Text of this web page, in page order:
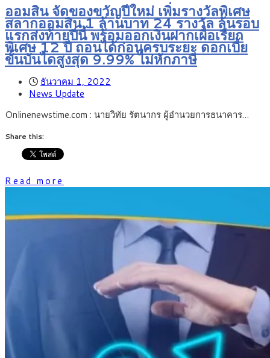
ออมสิน จัดของขวัญปีใหม่ เพิ่มรางวัลพิเศษ
สลากออมสิน 1 ล้านบาท 24 รางวัล ลุ้นรอบ
แรกส่งท้ายปีนี้ พร้อมออกเงินฝากเผื่อเรียก
พิเศษ 12 ปี ถอนได้ก่อนครบระยะ ดอกเบี้ย
ขั้นบันไดสูงสุด 9.99% ไม่หักภาษี
ธันวาคม 1, 2022
News Update
Onlinenewstime.com : นายวิทัย รัตนากร ผู้อำนวยการธนาคาร…
Share this:
Read more